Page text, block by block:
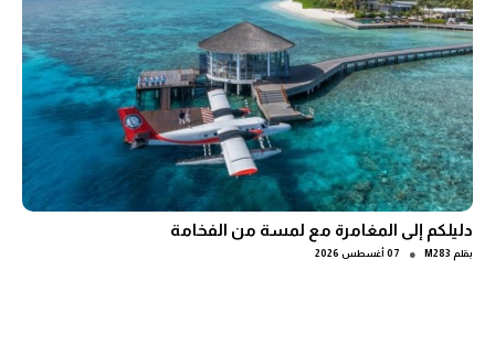
دليلكم إلى المغامرة مع لمسة من الفخامة
بقلم M283
● 07 أغسطس 2026